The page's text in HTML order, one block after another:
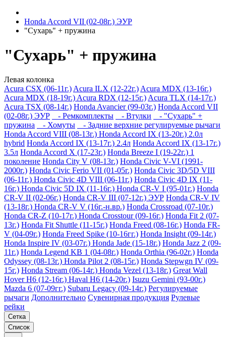
Honda Accord VII (02-08г.) ЭУР
"Сухарь" + пружина
"Сухарь" + пружина
Левая колонка
Acura CSX (06-11г.)Acura ILX (12-22г.)Acura MDX (13-16г.)
Acura MDX (18-19г.)Acura RDX (12-15г.)Acura TLX (14-17г.)
Acura TSX (08-14г.) Honda Avancier (99-03г.) Honda Accord VII
(02-08г.) ЭУР
- Ремкомплекты - Втулки
- "Сухарь" +
пружина
- Хомуты
- Задние верхние регулируемые рычаги
Honda Accord VIII (08-13г.) Honda Accord IX (13-20г.) 2.0л
hybrid Honda Accord IX (13-17г.) 2.4л Honda Accord IX (13-17г.)
3.5л Honda Accord X (17-23г.) Honda Breeze I (19-22г.) 1
поколение Honda City V (08-13г.) Honda Civic V-VI (1991-
2000г.) Honda Civic Ferio VII (01-05г.) Honda Civic 3D/5D VIII
(06-11г.) Honda Civic 4D VIII (06-11г.) Honda Civic 4D IX (11-
16г.) Honda Civic 5D IX (11-16г.) Honda CR-V I (95-01г.) Honda
CR-V II (02-06г.) Honda CR-V III (07-12г.) ЭУР Honda CR-V IV
(13-18г.) Honda CR-V V (16г.-н.вр.) Honda Crossroad (07-10г.)
Honda CR-Z (10-17г.) Honda Crosstour (09-16г.) Honda Fit 2 (07-
13г.) Honda Fit Shuttle (11-15г.) Honda Freed (08-16г.) Honda FR-
V (04-09г.) Honda Freed Spike (10-16гг.) Honda Insight (09-14г.)
Honda Inspire IV (03-07г.) Honda Jade (15-18г.) Honda Jazz 2 (09-
11г.) Honda Legend KB 1 (04-08г.) Honda Orthia (96-02г.) Honda
Odyssey (08-13г.) Honda Pilot 2 (08-15г.) Honda Stepwgn IV (09-
15г.) Honda Stream (06-14г.) Honda Vezel (13-18г.) Great Wall
Hover H6 (12-16г.) Haval H6 (14-20г.) Isuzu Gemini (93-00г.)
Mazda 6 (07-09гг.) Subaru Legacy (09-14г.) Регулируемые
рычаги Дополнительно Сувенирная продукция Рулевые
рейки
Сетка
Список